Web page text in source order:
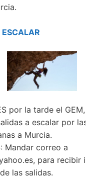
por la tarde el
a escalar por
a Murcia.
Mandar correo a
para recibir
las salidas.